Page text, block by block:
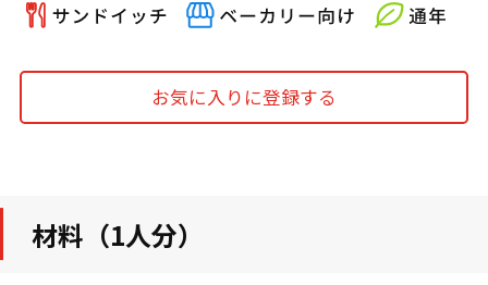
お気に入りに登録する
材料（1人分）